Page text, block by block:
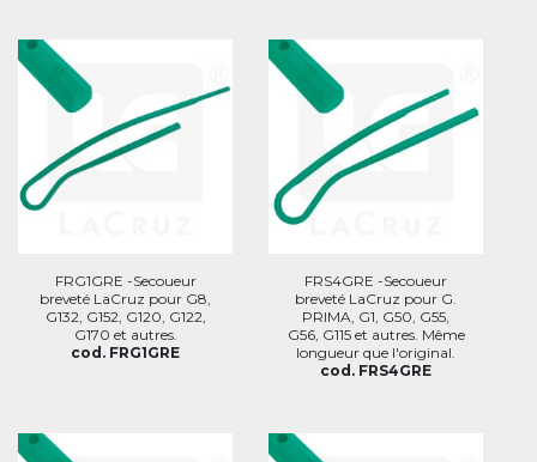
FRG1GRE -Secoueur
breveté LaCruz pour G8,
G132, G152, G120, G122,
G170 et autres.
cod. FRG1GRE
FRS4GRE -Secoueur
breveté LaCruz pour G.
PRIMA, G1, G50, G55,
G56, G115 et autres. Même
longueur que l'original.
cod. FRS4GRE